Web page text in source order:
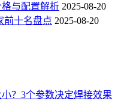
格与配置解析 2025-08-20
前十名盘点 2025-08-20
？3个参数决定焊接效果